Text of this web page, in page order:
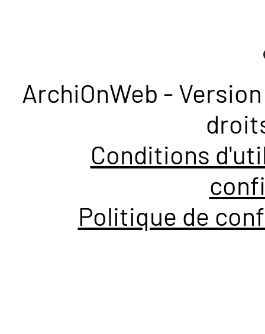
ArchiOnWeb -
Conditions
Politique de